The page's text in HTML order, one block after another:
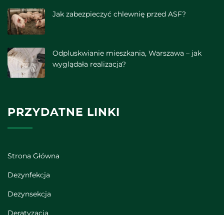
Jak zabezpieczyć chlewnię przed ASF?
Odpluskwianie mieszkania, Warszawa – jak
wyglądała realizacja?
PRZYDATNE LINKI
Strona Główna
Dezynfekcja
Dezynsekcja
Deratyzacja